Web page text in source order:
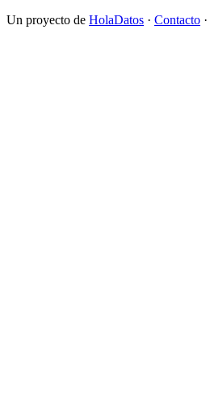
Un proyecto de HolaDatos · Contacto ·